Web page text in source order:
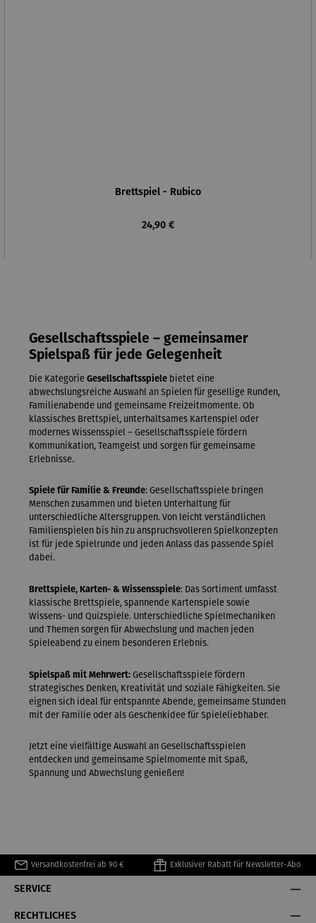
Brettspiel - Rubico
Regulärer Preis:
24,90 €
Gesellschaftsspiele – gemeinsamer
Spielspaß für jede Gelegenheit
Die Kategorie Gesellschaftsspiele bietet eine
abwechslungsreiche Auswahl an Spielen für gesellige Runden,
Familienabende und gemeinsame Freizeitmomente. Ob
klassisches Brettspiel, unterhaltsames Kartenspiel oder
modernes Wissensspiel – Gesellschaftsspiele fördern
Kommunikation, Teamgeist und sorgen für gemeinsame
Erlebnisse.
Spiele für Familie & Freunde: Gesellschaftsspiele bringen
Menschen zusammen und bieten Unterhaltung für
unterschiedliche Altersgruppen. Von leicht verständlichen
Familienspielen bis hin zu anspruchsvolleren Spielkonzepten
ist für jede Spielrunde und jeden Anlass das passende Spiel
dabei.
Brettspiele, Karten- & Wissensspiele: Das Sortiment umfasst
klassische Brettspiele, spannende Kartenspiele sowie
Wissens- und Quizspiele. Unterschiedliche Spielmechaniken
und Themen sorgen für Abwechslung und machen jeden
Spieleabend zu einem besonderen Erlebnis.
Spielspaß mit Mehrwert: Gesellschaftsspiele fördern
strategisches Denken, Kreativität und soziale Fähigkeiten. Sie
eignen sich ideal für entspannte Abende, gemeinsame Stunden
mit der Familie oder als Geschenkidee für Spieleliebhaber.
Jetzt eine vielfältige Auswahl an Gesellschaftsspielen
entdecken und gemeinsame Spielmomente mit Spaß,
Spannung und Abwechslung genießen!
Versandkostenfrei ab 90 € Exklusiver Rabatt für Newsletter-Abo
SERVICE
RECHTLICHES